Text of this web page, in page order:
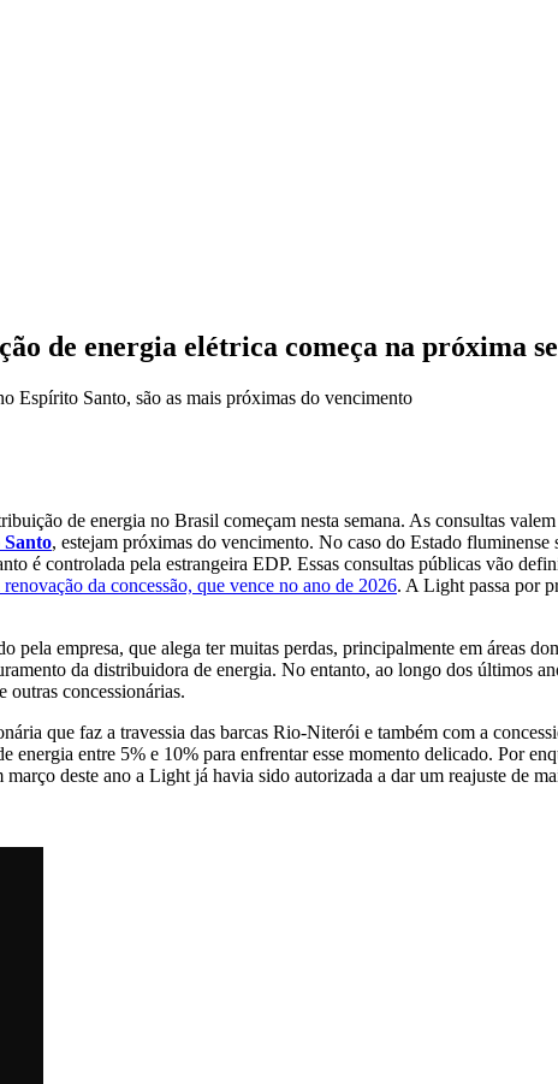
de energia elétrica começa na próxima
Espírito Santo, são as mais próximas do vencimento
de energia no Brasil começam nesta semana. As consultas
, estejam próximas do vencimento. No caso do Estado fluminense
é controlada pela estrangeira EDP. Essas consultas públicas vão
da concessão, que vence no ano de 2026. A Light passa por
empresa, que alega ter muitas perdas, principalmente em áreas
da distribuidora de energia. No entanto, ao longo dos últimos
outras concessionárias.
que faz a travessia das barcas Rio-Niterói e também com a
entre 5% e 10% para enfrentar esse momento delicado. Por
deste ano a Light já havia sido autorizada a dar um reajuste de